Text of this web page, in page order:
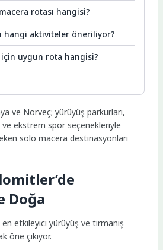
rotası hangisi?
hangi aktiviteler öneriliyor?
uygun rota hangisi?
ve Norveç; yürüyüş parkurları,
ekstrem spor seçenekleriyle
solo macera destinasyonları
Doğa
etkileyici yürüyüş ve tırmanış
öne çıkıyor.